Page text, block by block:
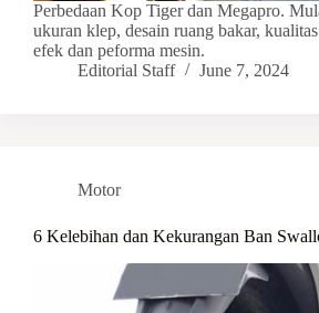
Perbedaan Kop Tiger dan Megapro.
ukuran klep, desain ruang bakar,
efek dan peforma mesin.
Editorial Staff
June 7, 2024
Motor
6 Kelebihan dan Kekurangan Ban